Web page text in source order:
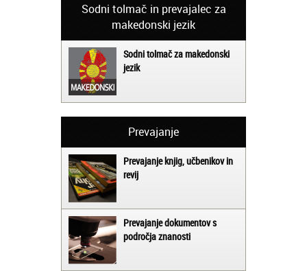
Sodni tolmač in prevajalec za
makedonski jezik
Sodni tolmač za makedonski
jezik
Prevajanje
Prevajanje knjig, učbenikov in
revij
Prevajanje dokumentov s
področja znanosti